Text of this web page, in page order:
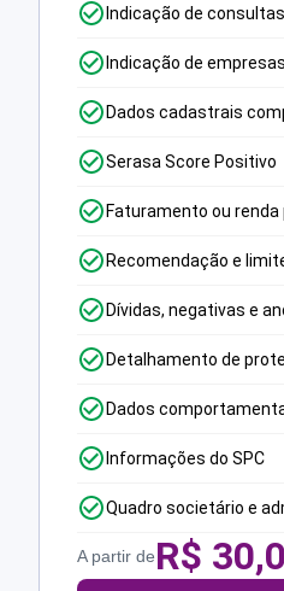
Indicação de
Indicação de
Dados cadastrais
Serasa Score Positivo
Faturamento ou renda
Recomendação e
Dívidas, negativas e
Detalhamento de
Dados
Informações do SPC
Quadro societário e
A partir deR$